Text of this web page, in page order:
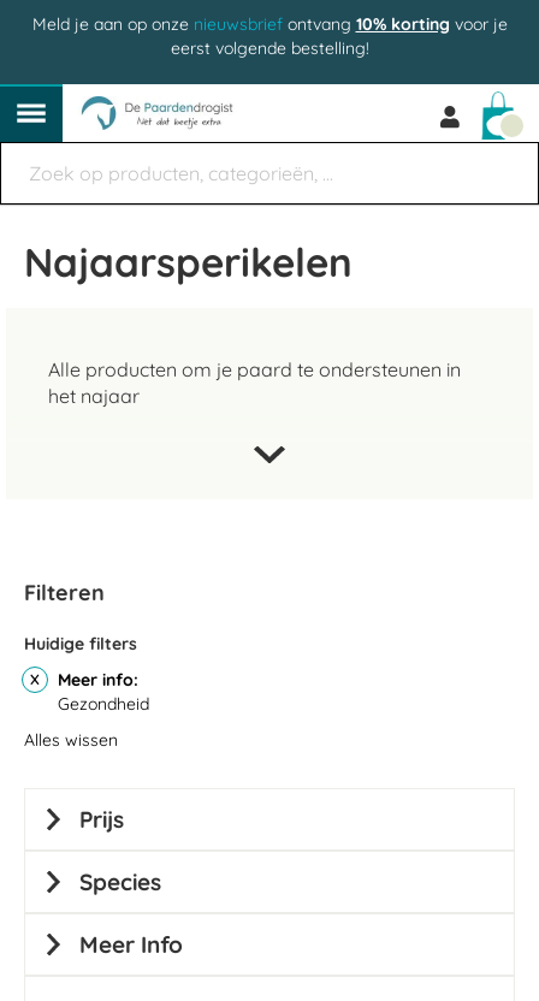
Meld je aan op onze nieuwsbriefontvang 10% korting voor je
eerst volgende bestelling!
Najaarsperikelen
Alle producten om je paard te ondersteunen in
het najaar
Filteren
Huidige filters
Meer info
Gezondheid
Alles wissen
Prijs
Species
Meer Info